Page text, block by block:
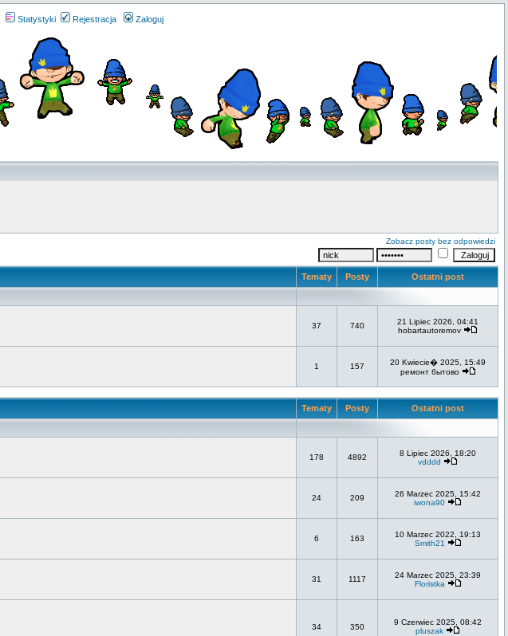
Statystyki Rejestracja Zaloguj
Zobacz posty bez odpowiedzi
Tematy Posty Ostatni post
37 740
21 Lipiec 2026, 04:41
hobartautoremov
1 157
20 Kwiecie� 2025, 15:49
ремонт бытово
Tematy Posty Ostatni post
178 4892
8 Lipiec 2026, 18:20
vdddd
24 209
26 Marzec 2025, 15:42
iwona90
6 163
10 Marzec 2022, 19:13
Smith21
31 1117
24 Marzec 2025, 23:39
Floristka
34 350
9 Czerwiec 2025, 08:42
pluszak